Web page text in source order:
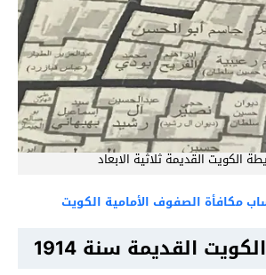
الكويت القديمة ثلاثية الابعاد
مكافأة الصفوف الأمامية الكويت
القديمة سنة 1914